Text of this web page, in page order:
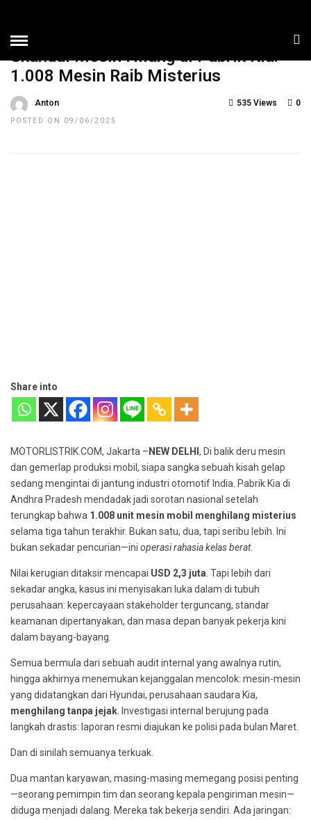
Skandal Mesin Hilang di Pabrik Kia:
1.008 Mesin Raib Misterius
Anton
POSTED ON 09/06/2025
0
535 Views
Share into
MOTORLISTRIK.COM, Jakarta – NEW DELHI , Di balik deru mesin
dan gemerlap produksi mobil, siapa sangka sebuah kisah gelap
sedang mengintai di jantung industri otomotif India. Pabrik Kia di
Andhra Pradesh mendadak jadi sorotan nasional setelah
terungkap bahwa 1.008 unit mesin mobil menghilang misterius
selama tiga tahun terakhir. Bukan satu, dua, tapi seribu lebih. Ini
bukan sekadar pencurian—ini operasi rahasia kelas berat.
Nilai kerugian ditaksir mencapai USD 2,3 juta . Tapi lebih dari
sekadar angka, kasus ini menyisakan luka dalam di tubuh
perusahaan: kepercayaan stakeholder terguncang, standar
keamanan dipertanyakan, dan masa depan banyak pekerja kini
dalam bayang-bayang.
Semua bermula dari sebuah audit internal yang awalnya rutin,
hingga akhirnya menemukan kejanggalan mencolok: mesin-mesin
yang didatangkan dari Hyundai, perusahaan saudara Kia,
menghilang tanpa jejak . Investigasi internal berujung pada
langkah drastis: laporan resmi diajukan ke polisi pada bulan Maret.
Dan di sinilah semuanya terkuak.
Dua mantan karyawan, masing-masing memegang posisi penting
—seorang pemimpin tim dan seorang kepala pengiriman mesin—
diduga menjadi dalang. Mereka tak bekerja sendiri. Ada jaringan: